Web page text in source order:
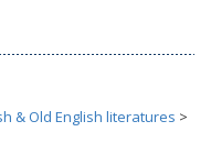
& Old English literatures >